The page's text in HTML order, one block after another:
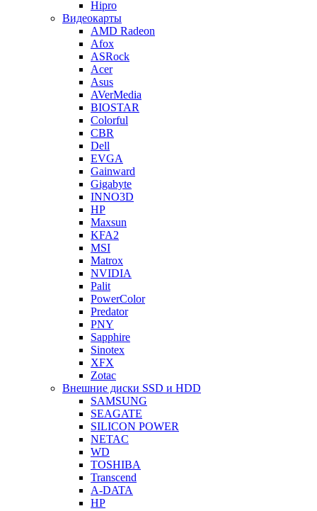
Hipro
Видеокарты
AMD Radeon
Afox
ASRock
Acer
Asus
AVerMedia
BIOSTAR
Colorful
CBR
Dell
EVGA
Gainward
Gigabyte
INNO3D
HP
Maxsun
KFA2
MSI
Matrox
NVIDIA
Palit
PowerColor
Predator
PNY
Sapphire
Sinotex
XFX
Zotac
Внешние диски SSD и HDD
SAMSUNG
SEAGATE
SILICON POWER
NETAC
WD
TOSHIBA
Transcend
A-DATA
HP